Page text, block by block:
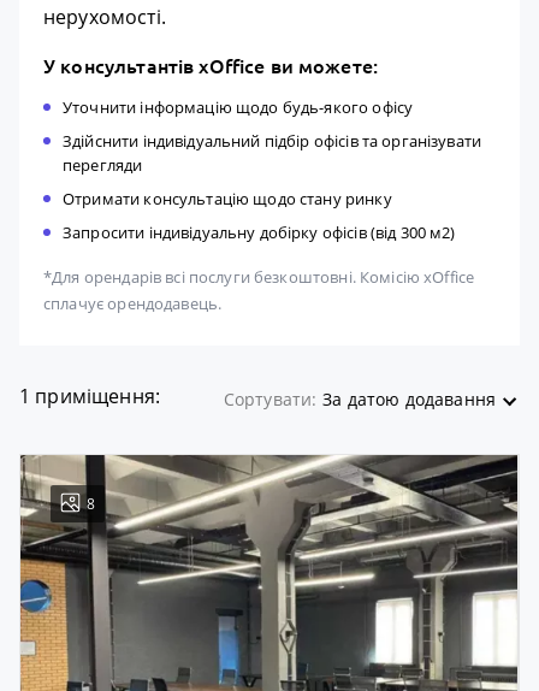
нерухомості.
У консультантів xOffice ви можете:
Уточнити інформацію щодо будь-якого офісу
Здійснити індивідуальний підбір офісів та організувати
перегляди
Отримати консультацію щодо стану ринку
Запросити індивідуальну добірку офісів (від 300 м2)
*Для орендарів всі послуги безкоштовні. Комісію xOffice
сплачує орендодавець.
1 приміщення: Сортувати: За датою додавання
8